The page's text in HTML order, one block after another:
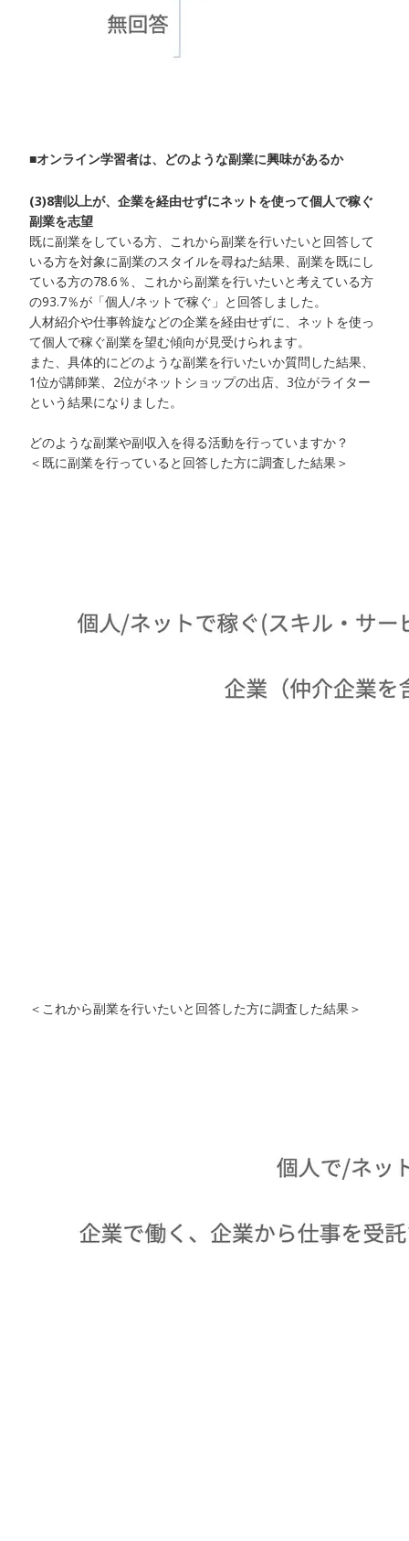
■オンライン学習者は、どのような副業に興味があるか
(3)8割以上が、企業を経由せずにネットを使って個人で稼ぐ
副業を志望
既に副業をしている方、これから副業を行いたいと回答して
いる方を対象に副業のスタイルを尋ねた結果、副業を既にし
ている方の78.6％、これから副業を行いたいと考えている方
の93.7％が「個人/ネットで稼ぐ」と回答しました。
人材紹介や仕事斡旋などの企業を経由せずに、ネットを使っ
て個人で稼ぐ副業を望む傾向が見受けられます。
また、具体的にどのような副業を行いたいか質問した結果、
1位が講師業、2位がネットショップの出店、3位がライター
という結果になりました。
どのような副業や副収入を得る活動を行っていますか？
＜既に副業を行っていると回答した方に調査した結果＞
＜これから副業を行いたいと回答した方に調査した結果＞